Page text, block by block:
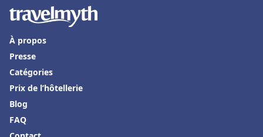
À propos
Presse
Catégories
Prix de l’hôtellerie
Blog
FAQ